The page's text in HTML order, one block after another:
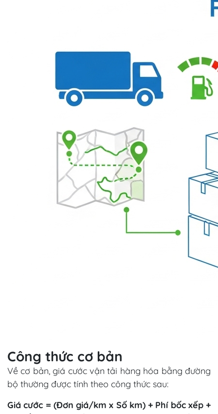
Công thức cơ bản
Về cơ bản, giá cước vận tải hàng hóa bằng đường
bộ thường được tính theo công thức sau:
Giá cước = (Đơn giá/km x Số km) + Phí bốc xếp +